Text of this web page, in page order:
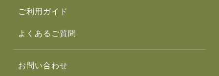
ご利用ガイド
よくあるご質問
お問い合わせ